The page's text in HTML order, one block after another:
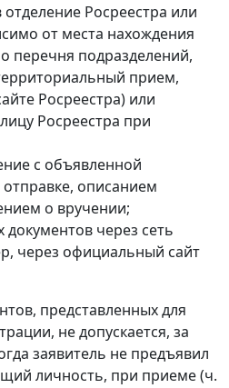
Росреестра или
от места нахождения
перечня подразделений,
прием,
Росреестра) или
Росреестра при
с объявленной
описанием
о вручении;
документов через сеть
через официальный сайт
представленных для
не допускается, за
заявитель не предъявил
личность, при приеме (ч.